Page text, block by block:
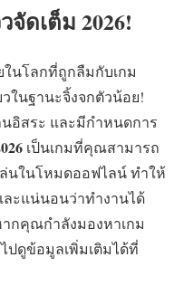
ดเต็ม 2026!
นโลกที่ถูกลืมกับเกม
ในฐานะจิ้งจกตัวน้อย!
อิสระ และมีกำหนดการ
เป็นเกมที่คุณสามารถ
นในโหมดออฟไลน์ ทำให้
ะแน่นอนว่าทำงานได้
ากคุณกำลังมองหาเกม
ปดูข้อมูลเพิ่มเติมได้ที่